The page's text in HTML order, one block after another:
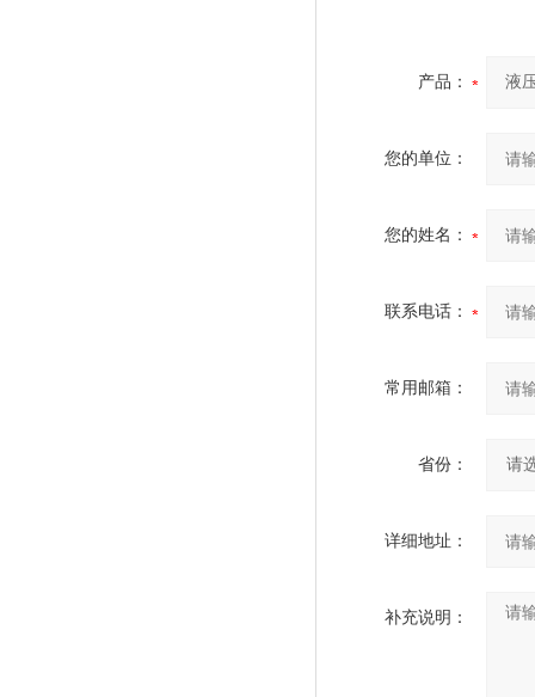
产品：
您的单位：
您的姓名：
联系电话：
常用邮箱：
省份：
详细地址：
补充说明：